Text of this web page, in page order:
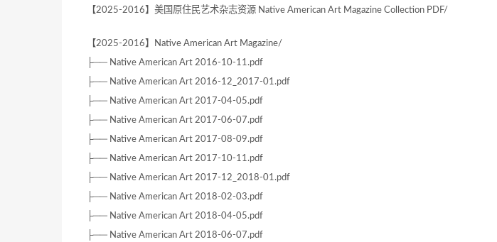
【2025-2016】美国原住民艺术杂志资源 Native American Art Magazine Collection PDF/
【2025-2016】Native American Art Magazine/
├── Native American Art 2016-10-11.pdf
├── Native American Art 2016-12_2017-01.pdf
├── Native American Art 2017-04-05.pdf
├── Native American Art 2017-06-07.pdf
├── Native American Art 2017-08-09.pdf
├── Native American Art 2017-10-11.pdf
├── Native American Art 2017-12_2018-01.pdf
├── Native American Art 2018-02-03.pdf
├── Native American Art 2018-04-05.pdf
├── Native American Art 2018-06-07.pdf